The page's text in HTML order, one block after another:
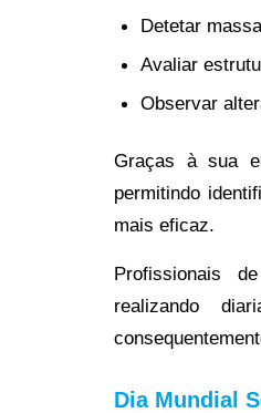
Detetar
Avaliar
Observar
Graças à sua
permitindo
mais eficaz.
Profissionais
realizando
Dia Mundial